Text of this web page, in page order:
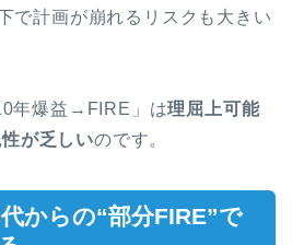
で計画が崩れるリスクも大きい
年爆益→FIRE」は理屈上可能
が乏しいのです。
からの“部分FIRE”で